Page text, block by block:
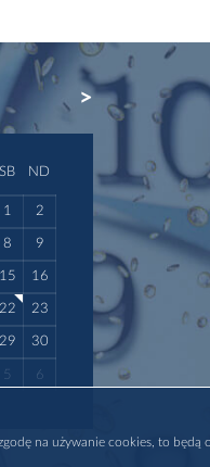
NEXT
SB ND
1 2
8 9
15 16
22 23
29 30
5 6
zgodę na używanie cookies, to